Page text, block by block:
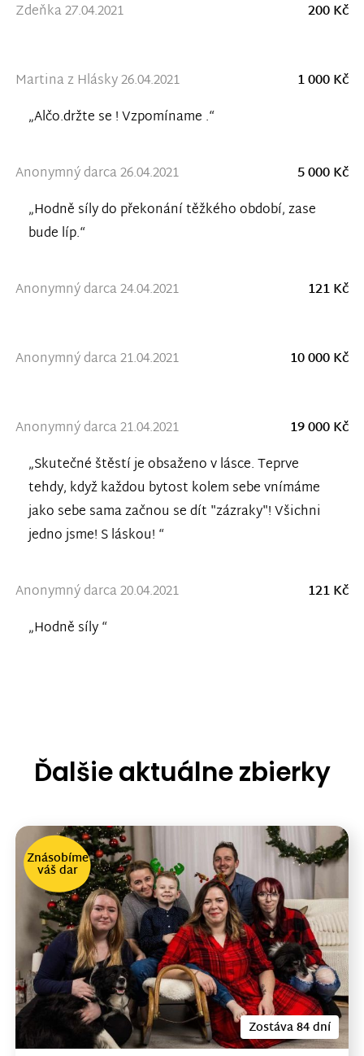
Zdeňka 27.04.2021 200 Kč
Martina z Hlásky 26.04.2021
1 000 Kč
„Alčo.držte se ! Vzpomíname .“
Anonymný darca 26.04.2021
5 000 Kč
„Hodně síly do překonání těžkého období, zase
bude líp.“
Anonymný darca 24.04.2021 121 Kč
Anonymný darca 21.04.2021 10 000 Kč
Anonymný darca 21.04.2021
19 000 Kč
„Skutečné štěstí je obsaženo v lásce. Teprve
tehdy, když každou bytost kolem sebe vnímáme
jako sebe sama začnou se dít "zázraky"! Všichni
jedno jsme! S láskou! “
Anonymný darca 20.04.2021
121 Kč
„Hodně síly “
Ďalšie aktuálne zbierky
Zostáva 84 dní
Znásobíme
váš dar